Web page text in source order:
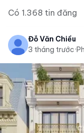
Có 1.368 tin đăng
Đỗ Văn Chiều
3 tháng trước·